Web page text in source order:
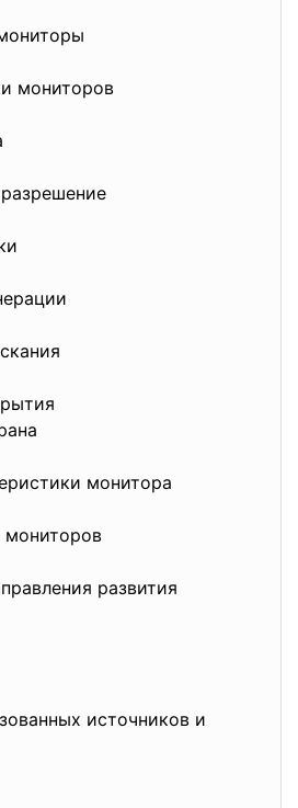
мониторов
монитора
мониторов
развития
источников и